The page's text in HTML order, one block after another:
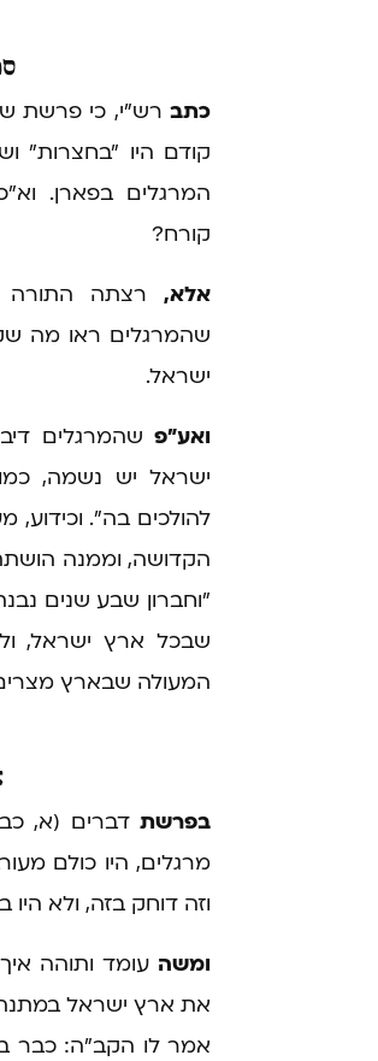
כתב רש"י, כי פרשת
קודם היו "בחצרות"
המרגלים בפארן.
קורח?
אלא, רצתה התורה
שהמרגלים ראו מה
ישראל.
ואע"פ שהמרגלים
ישראל יש נשמה,
להולכים בה".
הקדושה, וממנה
"וחברון שבע שנים
שבכל ארץ ישראל,
המעולה שבארץ
בפרשת דברים (א,
מרגלים, היו כולם
וזה דוחק בזה, ולא
ומשה עומד ותוהה
את ארץ ישראל
אמר לו הקב"ה: כבר